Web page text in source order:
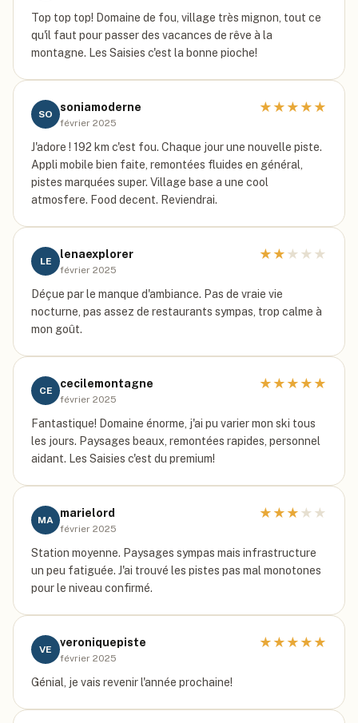
Top top top! Domaine de fou, village très mignon, tout ce
qu'il faut pour passer des vacances de rêve à la
montagne. Les Saisies c'est la bonne pioche!
SO
soniamoderne
février 2025
★ ★ ★ ★ ★
J'adore ! 192 km c'est fou. Chaque jour une nouvelle piste.
Appli mobile bien faite, remontées fluides en général,
pistes marquées super. Village base a une cool
atmosfere. Food decent. Reviendrai.
LE
lenaexplorer
février 2025
★ ★ ★ ★ ★
Déçue par le manque d'ambiance. Pas de vraie vie
nocturne, pas assez de restaurants sympas, trop calme à
mon goût.
CE
cecilemontagne
février 2025
★ ★ ★ ★ ★
Fantastique! Domaine énorme, j'ai pu varier mon ski tous
les jours. Paysages beaux, remontées rapides, personnel
aidant. Les Saisies c'est du premium!
MA
marielord
février 2025
★ ★ ★ ★ ★
Station moyenne. Paysages sympas mais infrastructure
un peu fatiguée. J'ai trouvé les pistes pas mal monotones
pour le niveau confirmé.
VE
veroniquepiste
février 2025
★ ★ ★ ★ ★
Génial, je vais revenir l'année prochaine!